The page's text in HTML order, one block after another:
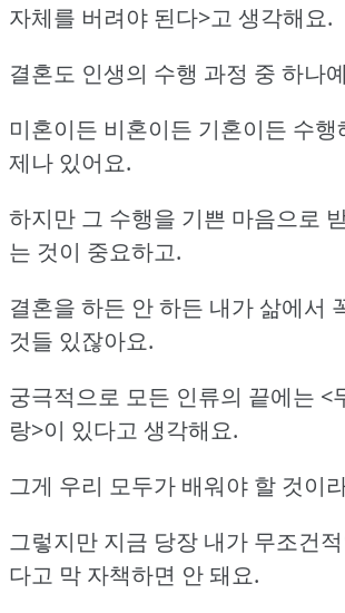
자체를 버려야 된다>고 생각해요.
결혼도 인생의 수행 과정 중 하나
미혼이든 비혼이든 기혼이든 수행
제나 있어요.
하지만 그 수행을 기쁜 마음으로
는 것이 중요하고.
결혼을 하든 안 하든 내가 삶에서
것들 있잖아요.
궁극적으로 모든 인류의 끝에는 <
랑>이 있다고 생각해요.
그게 우리 모두가 배워야 할 것이
그렇지만 지금 당장 내가 무조건
다고 막 자책하면 안 돼요.